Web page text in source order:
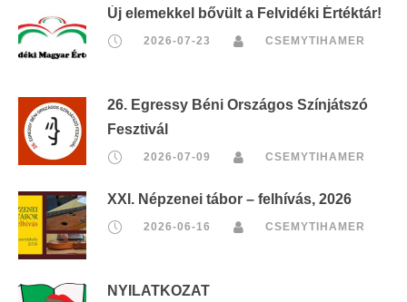
Új elemekkel bővült a Felvidéki Értéktár!
2026-07-23 CSEMYTIHAMER
26. Egressy Béni Országos Színjátszó
Fesztivál
2026-07-09 CSEMYTIHAMER
XXI. Népzenei tábor – felhívás, 2026
2026-06-16 CSEMYTIHAMER
NYILATKOZAT